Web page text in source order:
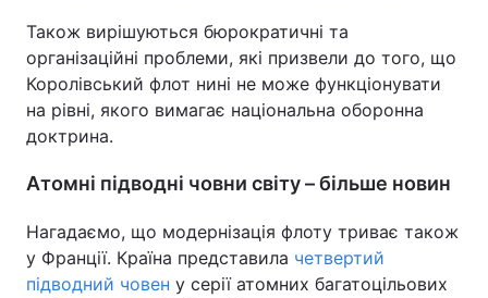
Також вирішуються бюрократичні та
організаційні проблеми, які призвели до того, що
Королівський флот нині не може функціонувати
на рівні, якого вимагає національна оборонна
доктрина.
Атомні підводні човни світу – більше новин
Нагадаємо, що модернізація флоту триває також
у Франції. Країна представила четвертий
підводний човен у серії атомних багатоцільових